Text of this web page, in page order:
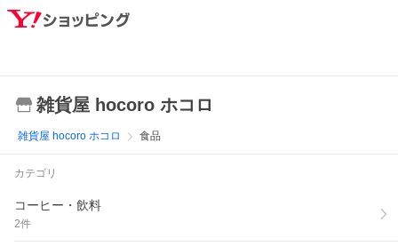
雑貨屋 hocoro ホコロ
雑貨屋 hocoro ホコロ 食品
カテゴリ
コーヒー・飲料
2件